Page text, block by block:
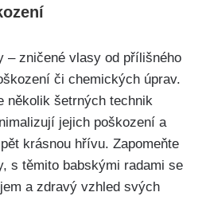
– zničené vlasy od přílišného
či chemických úprav.
několik​ šetrných technik
jejich poškození a
krásnou hřívu. Zapomeňte
s těmito babskými ⁢radami se
a zdravý vzhled svých